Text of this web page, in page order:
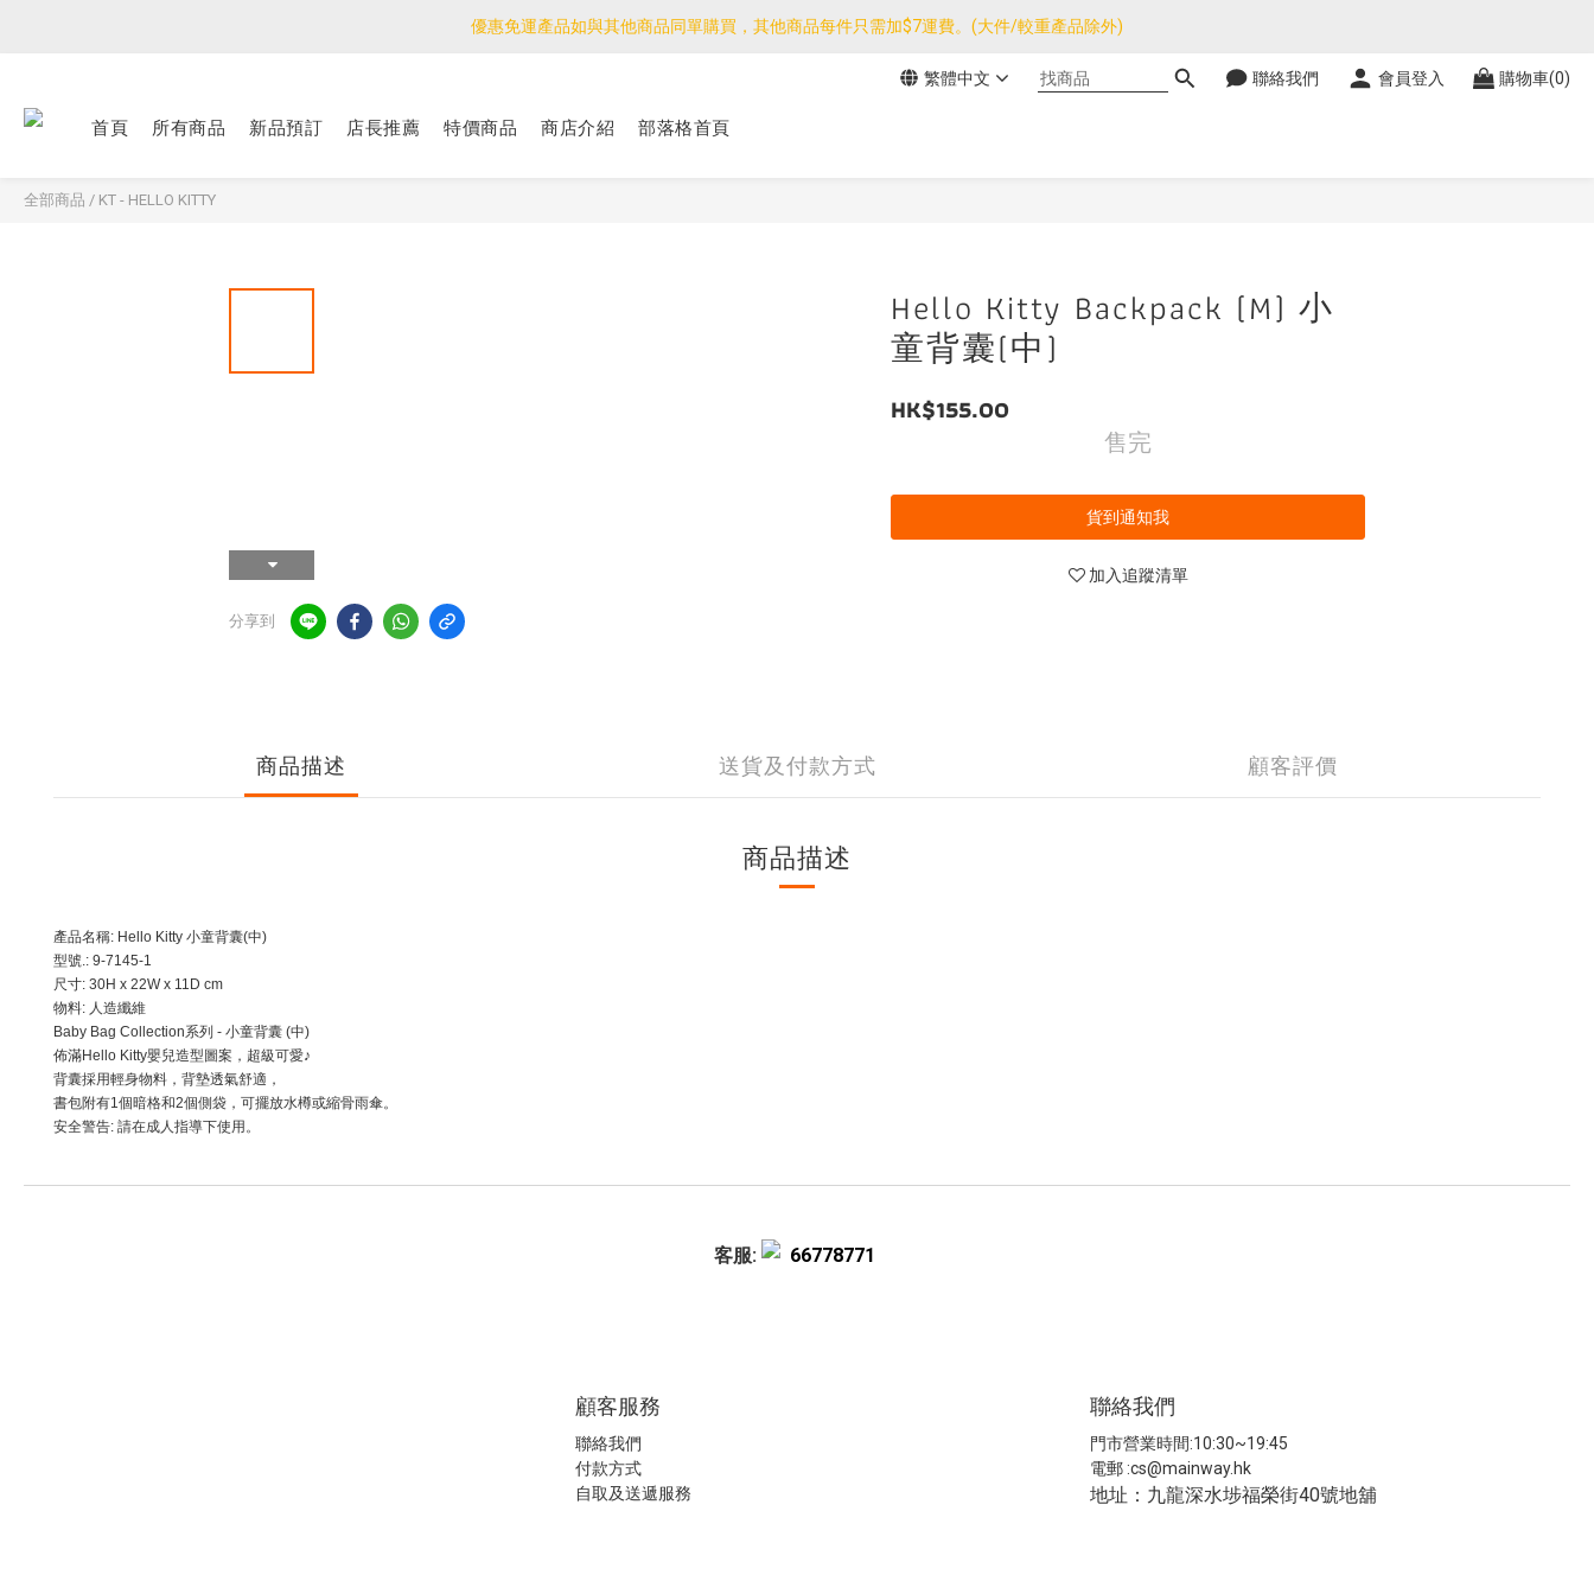
優惠免運產品如與其他商品同單購買，其他商品每件只需加$7運費。(大件/較重產品除外)
優惠免運產品如與其他商品同單購買，其他商品每件只需加$7運費。(大件/較重產品除外)
<公告>感謝支持！我們團隊由30/7~12/8外訪搜羅新產品，期間網店訂單處理及客服服務暫停，門市正常營業。
優惠免運產品如與其他商品同單購買，其他商品每件只需加$7運費。(大件/較重產品除外)
繁體中文 聯絡我們 會員登入 購物車(0)
首頁 所有商品 新品預訂 店長推薦 特價商品 商店介紹 部落格首頁
全部商品 / KT - HELLO KITTY
分享到
Hello Kitty Backpack (M) 小
童背囊(中)
HK$155.00
售完
貨到通知我
加入追蹤清單
商品描述 送貨及付款方式 顧客評價
商品描述
產品名稱: Hello Kitty 小童背囊(中)
型號.: 9-7145-1
尺寸: 30H x 22W x 11D cm
物料: 人造纖維
Baby Bag Collection系列 - 小童背囊 (中)
佈滿Hello Kitty嬰兒造型圖案，超級可愛♪
背囊採用輕身物料，背墊透氣舒適，
書包附有1個暗格和2個側袋，可擺放水樽或縮骨雨傘。
安全警告: 請在成人指導下使用。
客服: 66778771
顧客服務
聯絡我們
付款方式
自取及送遞服務
聯絡我們
門市營業時間:10:30~19:45
電郵 :cs@mainway.hk
地址：九龍深水埗福榮街40號地舖